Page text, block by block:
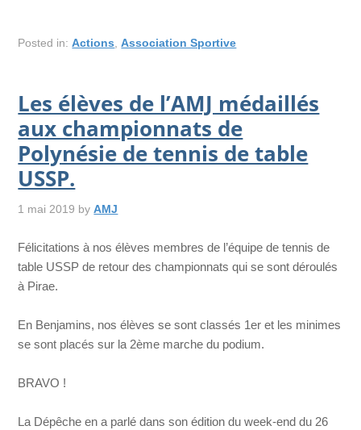
Posted in:Actions ,Association Sportive
Les élèves de l’AMJ médaillés
aux championnats de
Polynésie de tennis de table
USSP.
1 mai 2019 byAMJ
Félicitations à nos élèves membres de l’équipe de tennis de
table USSP de retour des championnats qui se sont déroulés
à Pirae.
En Benjamins, nos élèves se sont classés 1er et les minimes
se sont placés sur la 2ème marche du podium.
BRAVO !
La Dépêche en a parlé dans son édition du week-end du 26